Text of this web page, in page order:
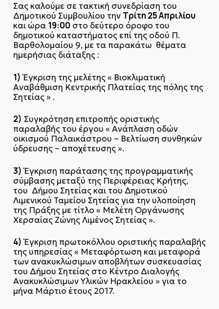
Σας καλούμε σε τακτική συνεδρίαση του
Δημοτικού Συμβουλίου την Τρίτη 25 Απριλίου
και ώρα 19:00 στο δεύτερο όροφο του
δημοτικού καταστήματος επί της οδού Π.
Βαρθολομαίου 9, με τα παρακάτω θέματα
ημερήσιας διάταξης :
1)Έγκριση της μελέτης « Βιοκλιματική
Αναβάθμιση Κεντρικής Πλατείας της πόλης της
Σητείας » .
2) Συγκρότηση επιτροπής οριστικής
παραλαβής του έργου « Ανάπλαση οδών
οικισμού Παλαικάστρου – Βελτίωση συνθηκών
ύδρευσης – αποχέτευσης ».
3)Έγκριση παράτασης της προγραμματικής
σύμβασης μεταξύ της Περιφέρειας Κρήτης,
του Δήμου Σητείας και του Δημοτικού
Λιμενικού Ταμείου Σητείας για την υλοποίηση
της Πράξης με τίτλο « Μελέτη Οργάνωσης
Χερσαίας Ζώνης Λιμένος Σητείας ».
4)Έγκριση πρωτοκόλλου οριστικής παραλαβής
της υπηρεσίας « Μεταφόρτωση και μεταφορά
των ανακυκλώσιμων αποβλήτων συσκευασίας
του Δήμου Σητείας στο Κέντρο Διαλογής
Ανακυκλώσιμων Υλικών Ηρακλείου » για το
μήνα Μάρτιο έτους 2017.